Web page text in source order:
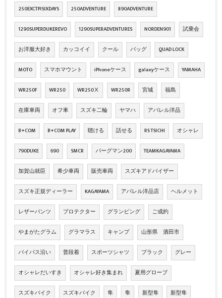
250EXCTPISIXDAYS 250ADVENTURE 890ADVENTURE
1290SUPERDUKEREVO 1290SUPERADVENTURES NORDEN901 試乗会
お洋服大好き カッコイイ クール バッグ QUAD LOCK
MOTO スマホマウント iPhoneケース galaxyケース YAMAHA
WR250F WR250 WR250Ⅹ WR250R 宮城 福島
在庫車両 オフ車 スズキ二輪 ヤマハ アパレル洋品
B+COM B+COM PLAY 聴ける 話せる RS TSICHI オシャレ
790DUKE 690 SMCR バーグマン200 TEAMKAGAYAMA
加賀山就臣 希少車両 販売車両 スズキアドバイザー
スズキ正規ディーラー KAGAYAMA アパレル洋品店 ヘルメット
レザーパンツ プロテクター グランピング ご成約
やまがたグラム グラマラス キャンプ 山形県 酒田市
バイパス沿い 普段着 スポーツシャツ ブラック グレー
オシャレだいすき オシャレ好き集まれ 夏用グローブ
スズキバイク スズキバイク 隼 隼 新型隼 新型隼